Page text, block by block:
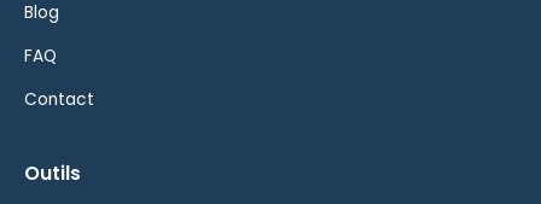
Blog
FAQ
Contact
Outils